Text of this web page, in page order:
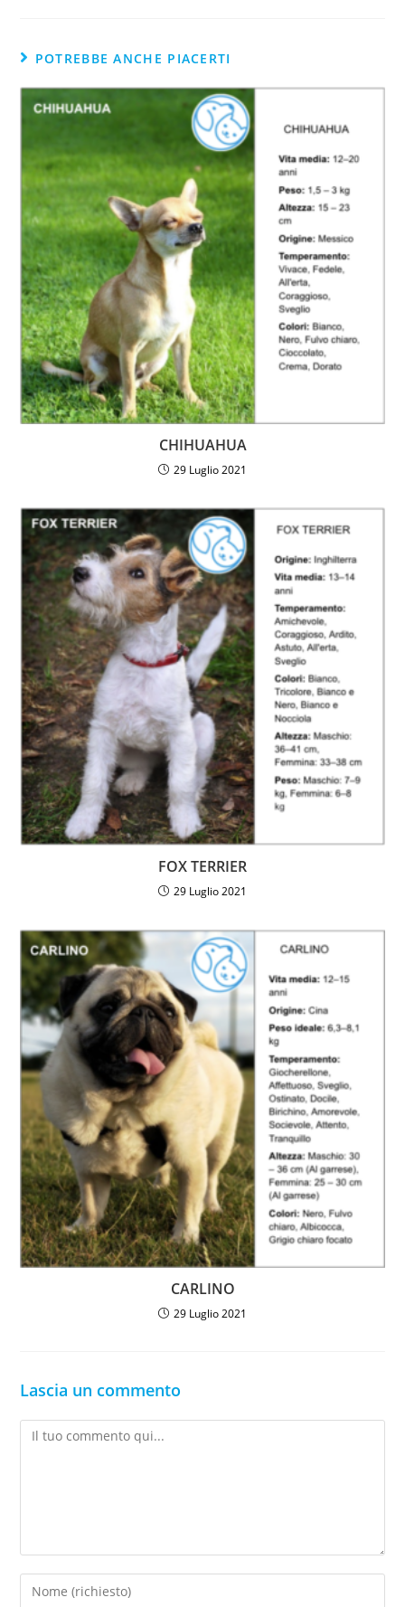
POTREBBE ANCHE PIACERTI
CHIHUAHUA
29 Luglio 2021
FOX TERRIER
29 Luglio 2021
CARLINO
29 Luglio 2021
Lascia un commento